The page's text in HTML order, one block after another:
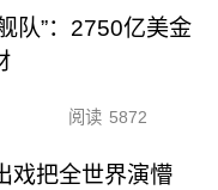
队”：2750亿美金
阅读 5872
戏把全世界演懵